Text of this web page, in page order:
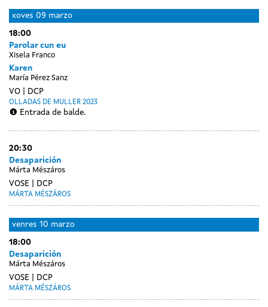
xoves 09 marzo
18:00
Parolar cun eu
Xisela Franco
Karen
María Pérez Sanz
VO DCP
OLLADAS DE MULLER 2023
Entrada de balde.
20:30
Desaparición
Márta Mészáros
VOSE DCP
MÁRTA MÉSZÁROS
venres 10 marzo
18:00
Desaparición
Márta Mészáros
VOSE DCP
MÁRTA MÉSZÁROS